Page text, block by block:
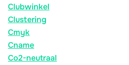
Clubwinkel
Clustering
Cmyk
Cname
Co2-neutraal